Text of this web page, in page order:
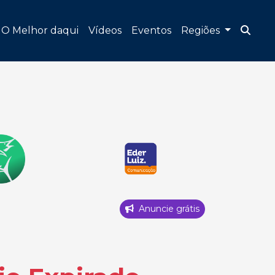
O Melhor daqui Vídeos Eventos Regiões
Anuncie grátis